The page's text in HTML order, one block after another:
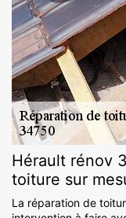
Hérault rénov
toiture sur
La réparation de